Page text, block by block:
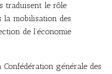
traduisent le rôle
la mobilisation des
de l’économie
générale des